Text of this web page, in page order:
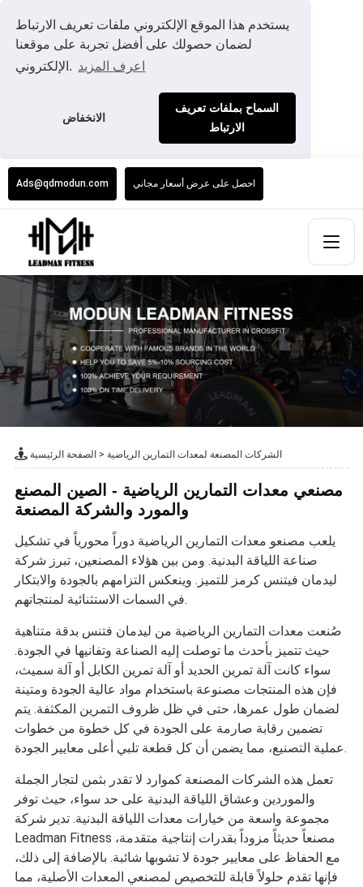
يستخدم هذا الموقع الإلكتروني ملفات تعريف الارتباط
لضمان حصولك على أفضل تجربة على موقعنا
الإلكتروني. اعرف المزيد
الانخفاض
السماح بملفات تعريف
الارتباط
Ads@qdmodun.com احصل على عرض أسعار مجاني
الصفحة الرئيسية> الشركات المصنعة لمعدات التمارين الرياضية
مصنعي معدات التمارين الرياضية - الصين المصنع
والمورد والشركة المصنعة
يلعب مصنعو معدات التمارين الرياضية دوراً محورياً في تشكيل
صناعة اللياقة البدنية. ومن بين هؤلاء المصنعين، تبرز شركة
ليدمان فيتنس كرمز للتميز. وينعكس التزامهم بالجودة والابتكار
في السمات الاستثنائية لمنتجاتهم.
صُنعت معدات التمارين الرياضية من ليدمان فتنس بدقة متناهية
حيث تتميز بأحدث ما توصلت إليه الصناعة وتفانيها في الجودة.
سواء كانت آلة تمرين الحديد أو آلة تمرين الكابل أو آلة سميث،
فإن هذه المنتجات مصنوعة باستخدام مواد عالية الجودة ومتينة
لضمان طول عمرها، حتى في ظل ظروف التمرين المكثفة. يتم
تضمين رقابة صارمة على الجودة في كل خطوة من خطوات
عملية التصنيع، مما يضمن أن كل قطعة تلبي أعلى معايير الجودة.
تعمل هذه الشركات المصنعة كموارد لا تقدر بثمن لتجار الجملة
والموردين وعشاق اللياقة البدنية على حد سواء، حيث توفر
مجموعة واسعة من خيارات معدات اللياقة البدنية. تدير شركة
Leadman Fitness مصنعاً حديثاً مزوداً بقدرات إنتاجية متقدمة،
مع الحفاظ على معايير جودة لا تشوبها شائبة. بالإضافة إلى ذلك،
فإنها تقدم حلولاً قابلة للتخصيص لمصنعي المعدات الأصلية، مما